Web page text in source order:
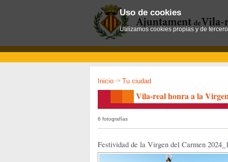
Inicio -> Tu ciudad
Vila-real honra a la
6 fotografías
Festividad de la Virgen del Carmen 2024_1
Uso de cookies
Utilizamos cookies propias y de